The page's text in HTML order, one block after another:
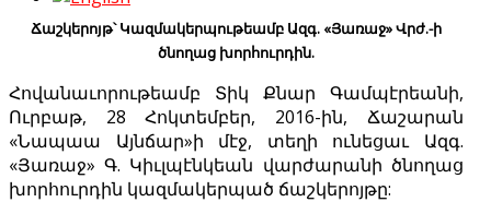
Ճաշկերոյթ՝ Կազմակերպութեամբ Ազգ. «Յառաջ» Վրժ.-ի
ծնողաց խորհուրդին.
Հովանաւորութեամբ Տիկ Քնար Գամպէրեանի,
Ուրբաթ, 28 Հոկտեմբեր, 2016-ին, Ճաշարան
«Նապաա Այնճար»ի մէջ, տեղի ունեցաւ Ազգ.
«Յառաջ» Գ. Կիւլպէնկեան վարժարանի ծնողաց
խորհուրդին կազմակերպած ճաշկերոյթը: